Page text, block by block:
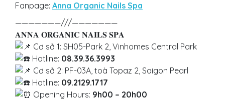
Fanpage: Anna Organic Nails Spa
———————///———————
𝐀𝐍𝐍𝐀 𝐎𝐑𝐆𝐀𝐍𝐈𝐂 𝐍𝐀𝐈𝐋𝐒 𝐒𝐏𝐀
Cơ sở 1: SH05-Park 2, Vinhomes Central Park
Hotline: 08.39.36.3993
Cơ sở 2: PF-03A, toà Topaz 2, Saigon Pearl
Hotline: 09.2129.1717
Opening Hours: 9h00 – 20h00